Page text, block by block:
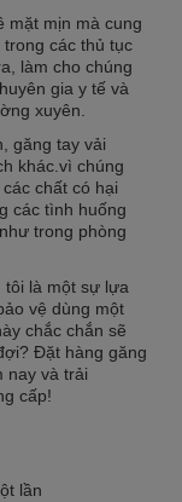
mặt mịn mà cung
các thủ tục
làm cho chúng
gia y tế và
xuyên.
găng tay vải
khác.vì chúng
chất có hại
các tình huống
trong phòng
tôi là một sự lựa
vệ dùng một
chắc chắn sẽ
Đặt hàng găng
nay và trải
cấp!
lần